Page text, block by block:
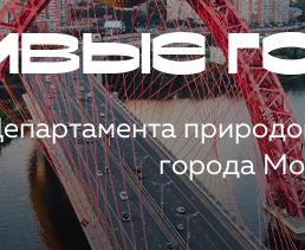
города